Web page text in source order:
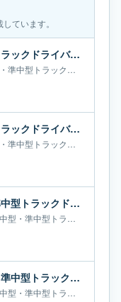
ています。
武松商事株式会社の中型・準中型トラックドライバー求人｜神奈川県横浜市｜月給24万-29万円
中型トラックドライバー
三和物産株式会社の中型・準中型トラックドライバー求人｜愛知県名古屋市｜月給20万-26万円
中型トラックドライバー
トナミ運輸中国株式会社の中型・準中型トラックドライバー求人｜広島県広島市｜月給36万-64万円
中型・準中型トラックドライバー
株式会社ロジックナンカイの中型・準中型トラックドライバー求人｜大阪府堺市｜月給66万円
中型・準中型トラックドライバー